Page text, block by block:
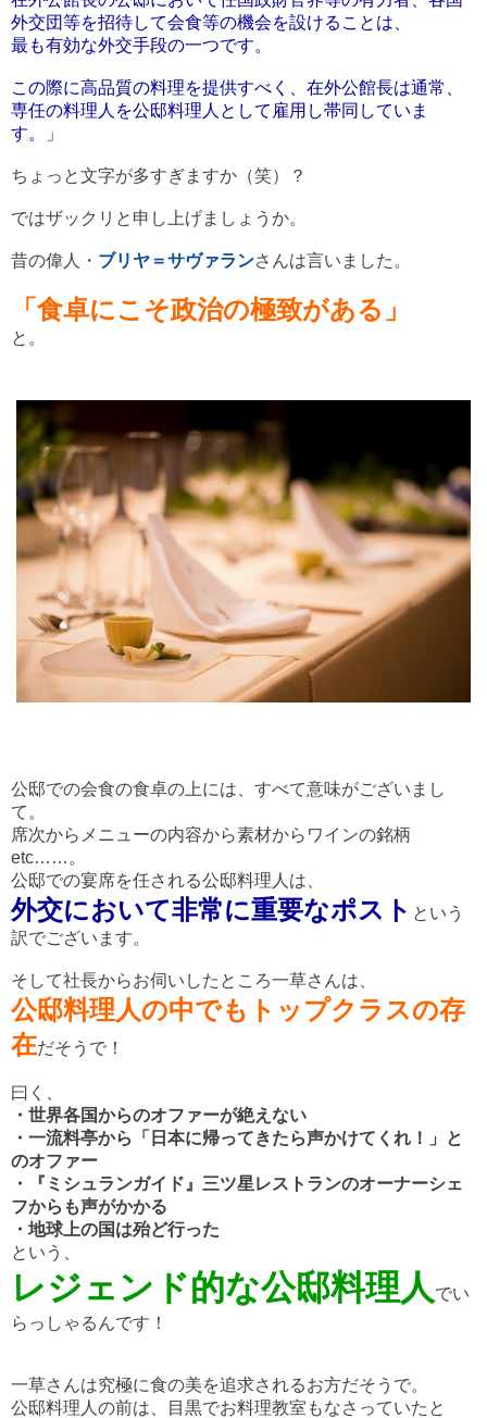
外交団等を招待して会食等の機会を設けることは、
最も有効な外交手段の一つです。
この際に高品質の料理を提供すべく、在外公館長は通常、
専任の料理人を公邸料理人として雇用し帯同していま
す。」
ちょっと文字が多すぎますか（笑）？
ではザックリと申し上げましょうか。
昔の偉人・ ブリヤ＝サヴァランさんは言いました。
「食卓にこそ政治の極致がある」
と。
公邸での会食の食卓の上には、すべて意味がございまし
て。
席次からメニューの内容から素材からワインの銘柄
etc……。
公邸での宴席を任される公邸料理人は、
外交において非常に重要なポスト という
訳でございます。
そして社長からお伺いしたところ一草さんは、
公邸料理人の中でもトップクラスの存
在だそうで！
曰く、
・世界各国からのオファーが絶えない
・一流料亭から「日本に帰ってきたら声かけてくれ！」と
のオファー
・『ミシュランガイド』三ツ星レストランのオーナーシェ
フからも声がかかる
・地球上の国は殆ど行った
という、
レジェンド的な公邸料理人 でい
らっしゃるんです！
一草さんは究極に食の美を追求されるお方だそうで。
公邸料理人の前は、目黒でお料理教室もなさっていたと